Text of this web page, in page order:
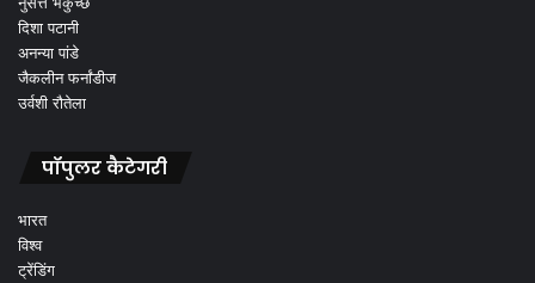
दिशा पटानी
अनन्या पांडे
जैकलीन फर्नांडीज
उर्वशी रौतेला
पॉपुलर कैटेगरी
भारत
विश्व
ट्रेंडिंग